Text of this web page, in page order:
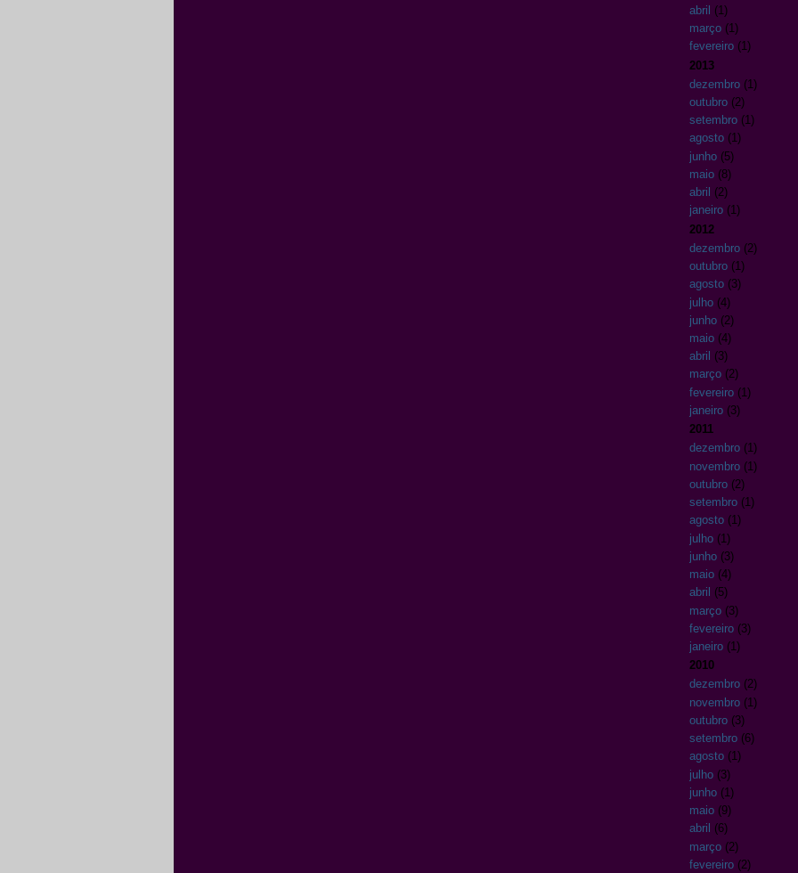
abril (1)
março(1)
fevereiro(1)
2013
dezembro(1)
outubro(2)
setembro(1)
agosto(1)
junho(5)
maio(8)
abril (2)
janeiro(1)
2012
dezembro(2)
outubro(1)
agosto(3)
julho(4)
junho(2)
maio(4)
abril (3)
março(2)
fevereiro(1)
janeiro(3)
2011
dezembro(1)
novembro(1)
outubro(2)
setembro(1)
agosto(1)
julho(1)
junho(3)
maio(4)
abril (5)
março(3)
fevereiro(3)
janeiro(1)
2010
dezembro(2)
novembro(1)
outubro(3)
setembro(6)
agosto(1)
julho(3)
junho(1)
maio(9)
abril (6)
março(2)
fevereiro(2)